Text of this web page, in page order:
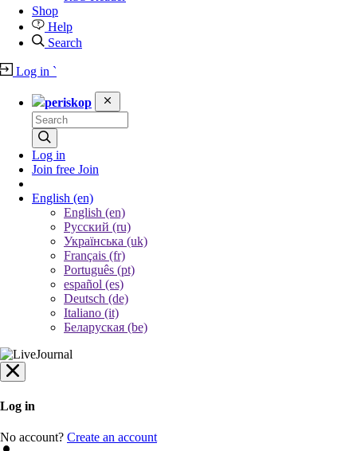
Shop
Help
Search
Log in `
periskop
Log in
Join free Join
English (en)
English (en)
Русский (ru)
Українська (uk)
Français (fr)
Português (pt)
español (es)
Deutsch (de)
Italiano (it)
Беларуская (be)
Log in
No account? Create an account